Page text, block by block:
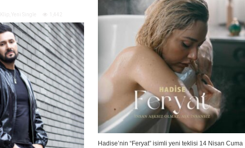
Hadise’nin “Feryat” isimli yeni teklisi 14 Nisan Cuma